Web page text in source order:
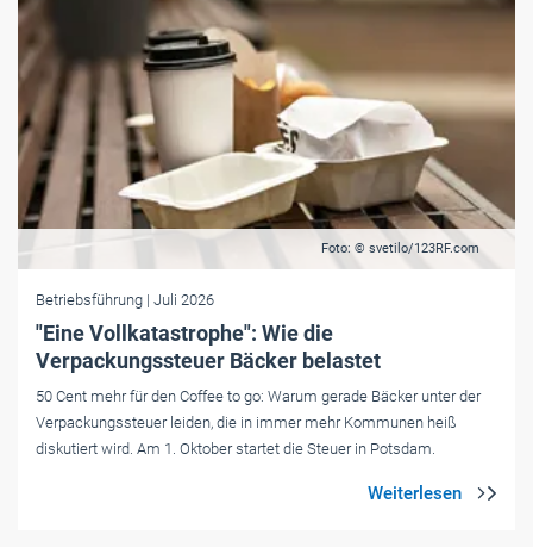
Foto: © svetilo/123RF.com
Betriebsführung | Juli 2026
"Eine Vollkatastrophe": Wie die
Verpackungssteuer Bäcker belastet
50 Cent mehr für den Coffee to go: Warum gerade Bäcker unter der
Verpackungssteuer leiden, die in immer mehr Kommunen heiß
diskutiert wird. Am 1. Oktober startet die Steuer in Potsdam.